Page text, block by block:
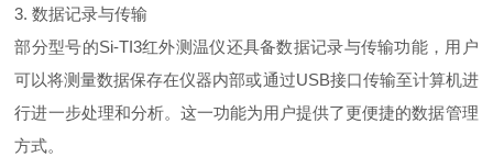
3. 数据记录与传输
部分型号的Si-TI3红外测温仪还具备数据记录与传输功能，用户
可以将测量数据保存在仪器内部或通过USB接口传输至计算机进
行进一步处理和分析。这一功能为用户提供了更便捷的数据管理
方式。